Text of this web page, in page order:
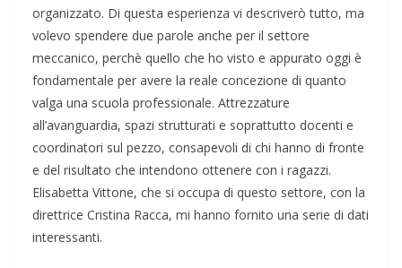
organizzato. Di questa esperienza vi descriverò tutto, ma
volevo spendere due parole anche per il settore
meccanico, perchè quello che ho visto e appurato oggi è
fondamentale per avere la reale concezione di quanto
valga una scuola professionale. Attrezzature
all’avanguardia, spazi strutturati e soprattutto docenti e
coordinatori sul pezzo, consapevoli di chi hanno di fronte
e del risultato che intendono ottenere con i ragazzi.
Elisabetta Vittone, che si occupa di questo settore, con la
direttrice Cristina Racca, mi hanno fornito una serie di dati
interessanti.